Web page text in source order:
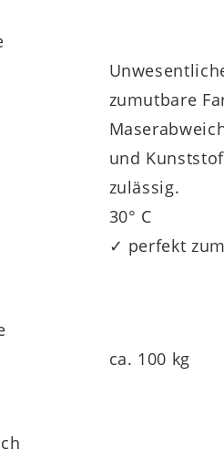
zumutbare
und
zulässig.
30° C
✓ perfekt
ca. 100 kg